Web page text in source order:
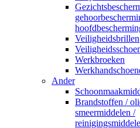
Veiligheidsbrillen
Werkbroeken
Ander
Brandstoffen /
smeermiddelen /